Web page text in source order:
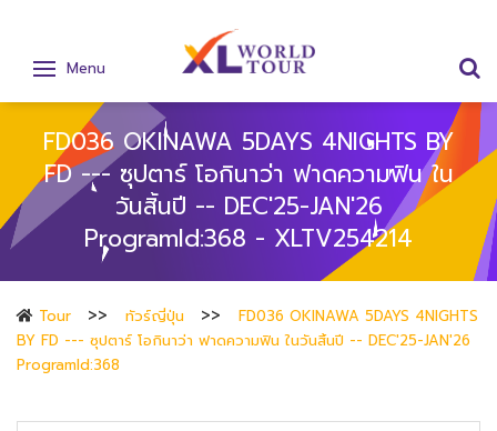
Menu
FD036 OKINAWA 5DAYS 4NIGHTS BY
FD --- ซุปตาร์ โอกินาว่า ฟาดความฟิน ใน
วันสิ้นปี -- DEC'25-JAN'26
ProgramId:368 - XLTV254214
Tour ทัวร์ญี่ปุ่น
FD036 OKINAWA 5DAYS 4NIGHTS
BY FD --- ซุปตาร์ โอกินาว่า ฟาดความฟิน ในวันสิ้นปี -- DEC'25-JAN'26
ProgramId:368